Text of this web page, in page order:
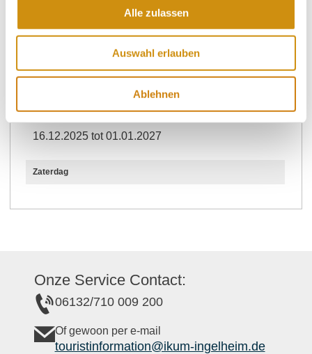
Alle zulassen
Auswahl erlauben
Ablehnen
Dinsdag
Donderdag
16.12.2025 tot 01.01.2027
Zaterdag
Onze Service Contact:
06132/710 009 200
Of gewoon per e-mail
touristinformation@ikum-ingelheim.de